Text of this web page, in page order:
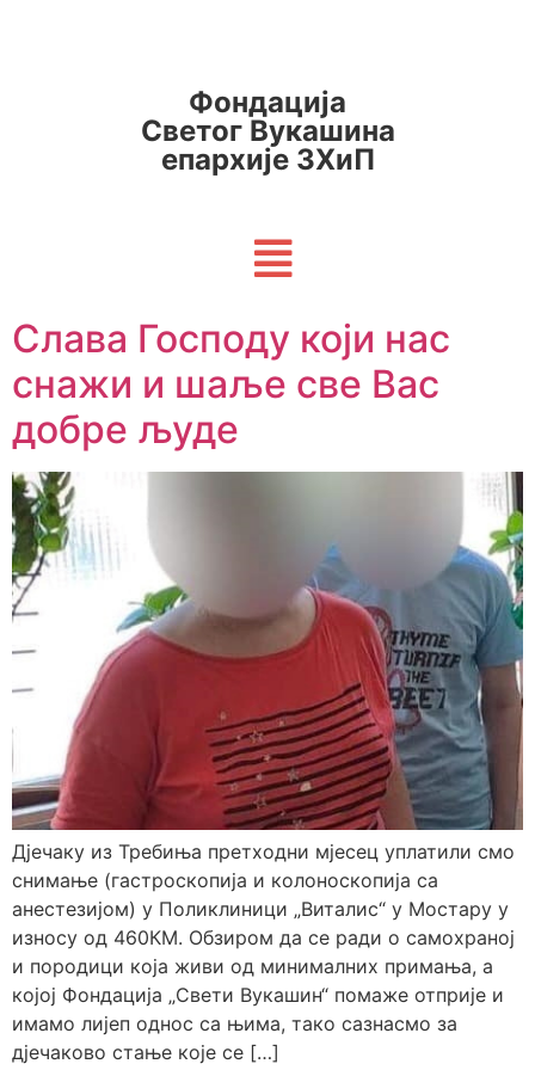
Фондација
Светог Вукашина
епархије ЗХиП
Слава Господу који нас
снажи и шаље све Вас
добре људе
Дјечаку из Требиња претходни мјесец уплатили смо
снимање (гастроскопија и колоноскопија са
анестезијом) у Поликлиници „Виталис“ у Мостару у
износу од 460КМ. Обзиром да се ради о самохраној
и породици која живи од минималних примања, а
којој Фондација „Свети Вукашин“ помаже отприје и
имамо лијеп однос са њима, тако сазнасмо за
дјечаково стање које се […]